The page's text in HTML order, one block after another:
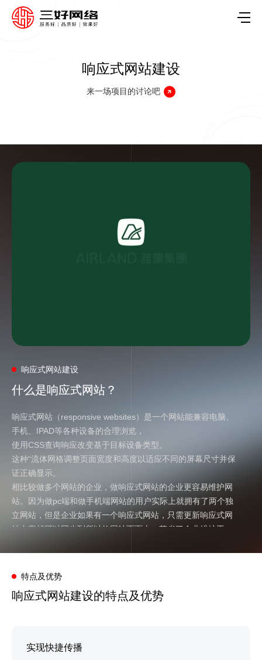
响应式网站建设
来一场项目的讨论吧
响应式网站建设
什么是响应式网站？
什么是响应式网站？
响应式网站（responsive websites）是一个网站能兼容电脑、
手机、IPAD等各种设备的合理浏览，
使用CSS查询响应改变基于目标设备类型。
这种“流体网格调整页面宽度和高度以适应不同的屏幕尺寸并保
证正确显示。
相比较做多个网站的企业，做响应式网站的企业更容易维护网
站。因为做pc端和做手机端网站的用户实际上就拥有了两个独
立网站，但是企业如果有一个响应式网站，只需更新响应式网
站内容就可以同步到所以的网站页面上，节省了企业维护工
特点及优势
响应式网站建设的特点及优势
实现快捷传播